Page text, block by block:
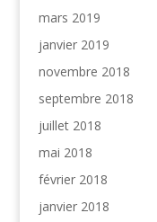
mars 2019
janvier 2019
novembre 2018
septembre 2018
juillet 2018
mai 2018
février 2018
janvier 2018